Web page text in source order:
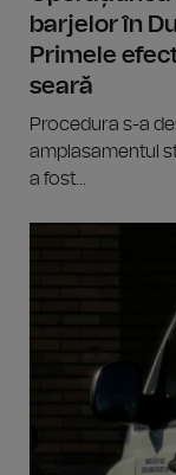
barjelor în
Primele
seară
Procedura s-a
amplasamentul
a fost...